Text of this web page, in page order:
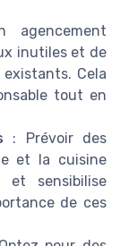
agencement
inutiles et de
existants. Cela
tout en
: Prévoir des
et la cuisine
sensibilise
de ces